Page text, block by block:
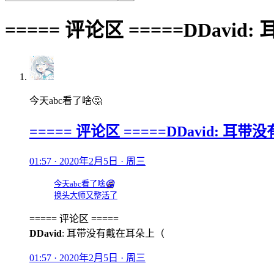
===== 评论区 =====DDavid:
今天abc看了啥🤔
===== 评论区 =====DDavid: 耳带没
01:57 · 2020年2月5日 · 周三
今天abc看了啥🤔
换头大师又整活了
===== 评论区 =====
DDavid: 耳带没有戴在耳朵上（
01:57 · 2020年2月5日 · 周三